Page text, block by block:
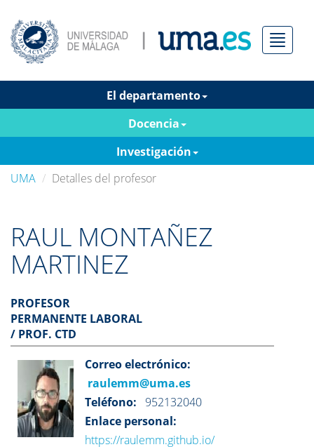
Menú
El departamento
Docencia
Investigación
UMA
Detalles del profesor
RAUL MONTAÑEZ
MARTINEZ
PROFESOR
PERMANENTE LABORAL
/ PROF. CTD
Correo electrónico:
raulemm@uma.es
Teléfono: 952132040
Enlace personal:
https://raulemm.github.io/